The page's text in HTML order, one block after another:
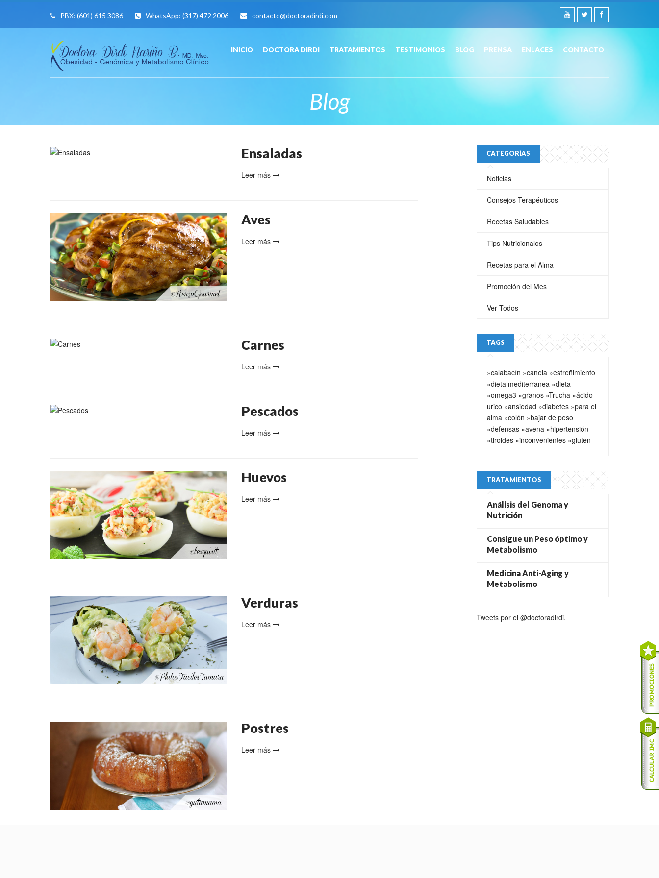
PBX: (601) 615 3086 WhatsApp: (317) 472 2006 contacto@doctoradirdi.com
INICIO DOCTORA DIRDI TRATAMIENTOS TESTIMONIOS BLOG PRENSA ENLACES CONTACTO
Blog
Ensaladas
Leer más
Aves
Leer más
Carnes
Leer más
Pescados
Leer más
Huevos
Leer más
Verduras
Leer más
Postres
Leer más
CATEGORÍAS
Noticias
Consejos Terapéuticos
Recetas Saludables
Tips Nutricionales
Recetas para el Alma
Promoción del Mes
Ver Todos
TAGS
»calabacín »canela »estreñimiento
»dieta mediterranea »dieta
»omega3 »granos »Trucha »ácido
urico »ansiedad »diabetes »para el
alma »colón »bajar de peso
»defensas »avena »hipertensión
»tiroides »inconvenientes »gluten
TRATAMIENTOS
Análisis del Genoma y
Nutrición
Consigue un Peso óptimo y
Metabolismo
Medicina Anti-Aging y
Metabolismo
Tweets por el @doctoradirdi.